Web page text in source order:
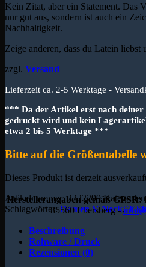
Kein Zitat, aber ein Statement. Das
nur gut aus, sondern ist auch ein
Nachhaltigkeit.
Zeige anderen, dass du Latein liebst
zzgl. Versand
Lieferzeit ca. 2-5 Werktage -
*** Da der Artikel erst nach deiner
gedruckt wird und kein
etwa 2 bis 5 Werktage ***
Bitte auf die Größentabelle
Dieses Produkt ist derzeit
Artikelnummer:2222299
Schlagwörter:Damen V-Neck,T-
Herstellerangaben gemäß GPSR:
85560 Ebersberg -
Beschreibung
Rohware / Druck
Rezensionen (0)